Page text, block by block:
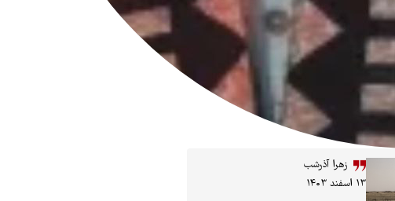
زهرا آذرشب
۱۳ اسفند ۱۴۰۳